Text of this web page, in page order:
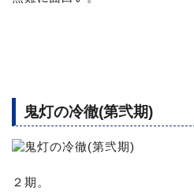
鬼灯の冷徹(第弐期)
２期。